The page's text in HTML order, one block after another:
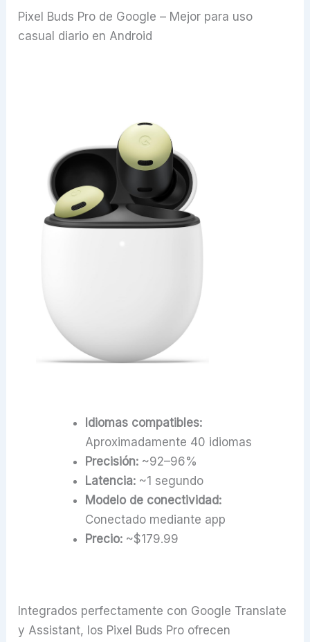
Pixel Buds Pro de Google – Mejor para uso
casual diario en Android
Idiomas compatibles:
Aproximadamente 40 idiomas
Precisión:~92–96%
Latencia:~1 segundo
Modelo de conectividad:
Conectado mediante app
Precio:~$179.99
Integrados perfectamente con Google Translate
y Assistant, los Pixel Buds Pro ofrecen